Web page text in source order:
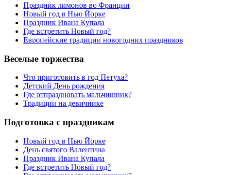
Праздник лимонов во Франции
Новый год в Нью Йорке
Праздник Ивана Купала
Где встретить Новый год?
Европейские традиции новогодних праздников
Веселые торжества
Что приготовить в год Петуха?
Детский День рождения
Где отпраздновать мальчишник?
Традиции на девичнике
Подготовка с праздникам
Новый год в Нью Йорке
День святого Валентина
Праздник Ивана Купала
Где встретить Новый год?